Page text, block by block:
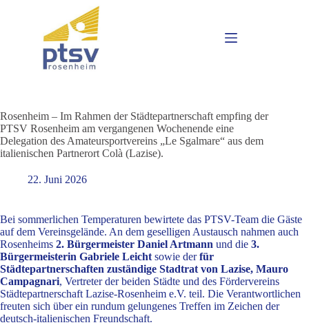
Rosenheim – Im Rahmen der Städtepartnerschaft empfing der
PTSV Rosenheim am vergangenen Wochenende eine
Delegation des Amateursportvereins „Le Sgalmare“ aus dem
italienischen Partnerort Colà (Lazise).
22. Juni 2026
Bei sommerlichen Temperaturen bewirtete das PTSV-Team die Gäste
auf dem Vereinsgelände. An dem geselligen Austausch nahmen auch
Rosenheims 2. Bürgermeister Daniel Artmann und die 3.
Bürgermeisterin Gabriele Leicht sowie derfür
Städtepartnerschaften zuständige Stadtrat von Lazise, Mauro
Campagnari, Vertreter der beiden Städte und des Fördervereins
Städtepartnerschaft Lazise-Rosenheim e.V. teil. Die Verantwortlichen
freuten sich über ein rundum gelungenes Treffen im Zeichen der
deutsch-italienischen Freundschaft.